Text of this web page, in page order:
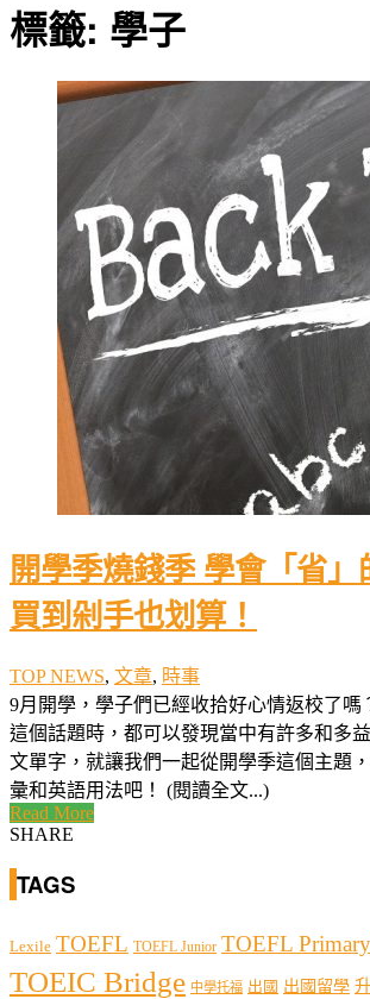
標籤: 學子
開學季燒錢季 學會「省
買到剁手也划算！
TOP NEWS, 文章, 時事
9月開學，學子們已經收拾好心情返校了嗎
這個話題時，都可以發現當中有許多和多
文單字，就讓我們一起從開學季這個主題
彙和英語用法吧！ (閱讀全文...)
Read More
SHARE
TAGS
Lexile TOEFL TOEFL Junior TOEFL Primary
TOEIC Bridge 中學托福 出國 出國留學